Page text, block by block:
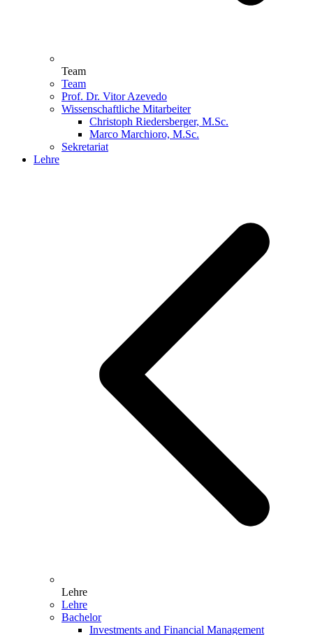
Team
Team
Prof. Dr. Vitor Azevedo
Wissenschaftliche Mitarbeiter
Christoph Riedersberger, M.Sc.
Marco Marchioro, M.Sc.
Sekretariat
Lehre
Lehre
Lehre
Bachelor
Investments and Financial Management